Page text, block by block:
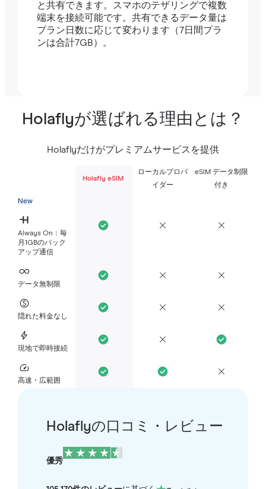
と共有できます。スマホのテザリングで複数
端末を接続可能です。共有できるデータ量は
プラン日数に応じて変わります（7日間プラ
ンは合計7GB）。
Holaflyが選ばれる理由とは？
Holaflyだけがプレミアムサービスを提供
Holafly eSIM
ローカルプロバ
イダー
eSIM データ制限
付き
New
Always On：毎
月1GBのバック
アップ通信
データ無制限
隠れた料金なし
現地で即時接続
高速・広範囲
Holaflyの口コミ・レビュー
優秀